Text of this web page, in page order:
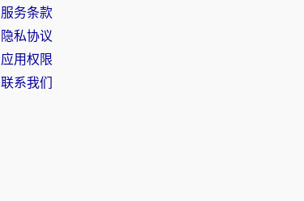
服务条款
隐私协议
应用权限
联系我们